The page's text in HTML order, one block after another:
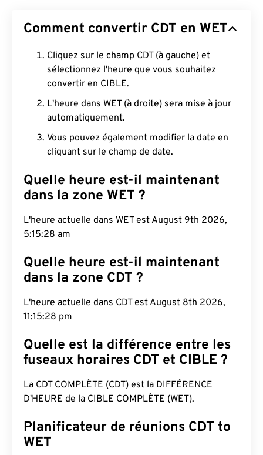
Comment convertir CDT en WET
Cliquez sur le champ CDT (à gauche) et
sélectionnez l'heure que vous souhaitez
convertir en CIBLE.
L'heure dans WET (à droite) sera mise à jour
automatiquement.
Vous pouvez également modifier la date en
cliquant sur le champ de date.
Quelle heure est-il maintenant
dans la zone WET ?
L'heure actuelle dans WET est August 9th 2026,
5:15:29 am
Quelle heure est-il maintenant
dans la zone CDT ?
L'heure actuelle dans CDT est August 8th 2026,
11:15:29 pm
Quelle est la différence entre les
fuseaux horaires CDT et CIBLE ?
La CDT COMPLÈTE (CDT) est la DIFFÉRENCE
D'HEURE de la CIBLE COMPLÈTE (WET).
Planificateur de réunions CDT to
WET